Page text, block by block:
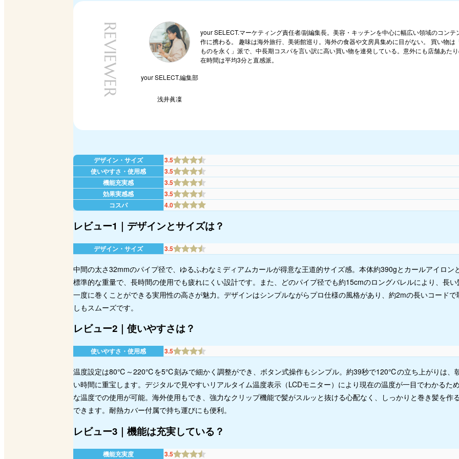
REVIEWER your SELECT.編集部
浅井眞凜
your SELECT.マーケティング責任者/副編集長。美容・キッチンを中心に幅広い領域のコンテ
作に携わる。 趣味は海外旅行、美術館巡り。海外の食器や文房具集めに目がない。 買い物は
ものを永く」派で、中長期コスパを言い訳に高い買い物を連発している。意外にも店舗あた
在時間は平均3分と直感派。
デザイン・サイズ
3.5
使いやすさ・使用感
3.5
機能充実感
3.5
効果実感感
3.5
コスパ
4.0
レビュー1｜デザインとサイズは？
デザイン・サイズ 3.5
中間の太さ32mmのパイプ径で、ゆるふわなミディアムカールが得意な王道的サイズ感。本体約390gとカールアイロン
標準的な重量で、長時間の使用でも疲れにくい設計です。また、どのパイプ径でも約15cmのロングバレルにより、長い
一度に巻くことができる実用性の高さが魅力。デザインはシンプルながらプロ仕様の風格があり、約2mの長いコードで
しもスムーズです。
レビュー2｜使いやすさは？
使いやすさ・使用感 3.5
温度設定は80℃～220℃を5℃刻みで細かく調整ができ、ボタン式操作もシンプル。約39秒で120℃の立ち上がりは、
い時間に重宝します。デジタルで見やすいリアルタイム温度表示（LCDモニター）により現在の温度が一目でわかるた
な温度での使用が可能。海外使用もでき、強力なクリップ機能で髪がスルッと抜ける心配なく、しっかりと巻き髪を作
できます。耐熱カバー付属で持ち運びにも便利。
レビュー3｜機能は充実している？
機能充実度 3.5